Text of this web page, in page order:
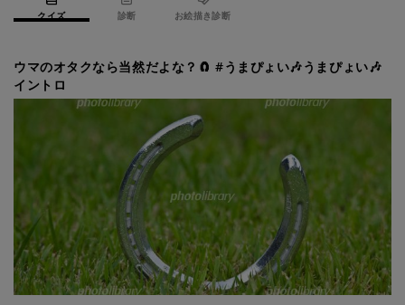
クイズ 診断 お絵描き診断
ウマのオタクなら当然だよな？🧲 #うまぴょい🎶うまぴょい🎶
イントロ